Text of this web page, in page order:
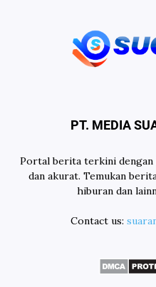
PT. MEDIA
Portal berita terkini
dan akurat. Temukan
hiburan dan
Contact us: